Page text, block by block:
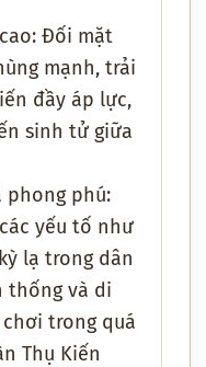
Đối mặt
mạnh, trải
đầy áp lực,
sinh tử giữa
phong phú:
yếu tố như
lạ trong dân
thống và di
trong quá
Thụ Kiến